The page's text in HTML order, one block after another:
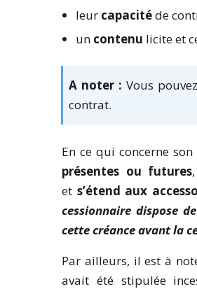
leur capacitéde
un contenu licite et
A noter : Vous pouvez
contrat.
En ce qui concerne
présentes ou futures,
et s’étend aux
cessionnaire dispose
cette créance avant la
Par ailleurs, il est à
avait été stipulée